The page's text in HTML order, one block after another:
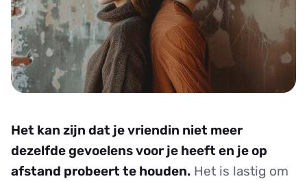
Het kan zijn dat je vriendin niet meer
dezelfde gevoelens voor je heeft en je op
afstand probeert te houden. Het is lastig om